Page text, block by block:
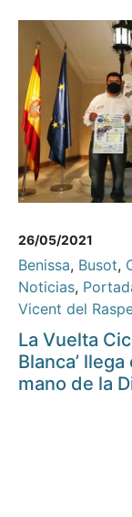
26/05/2021
Benissa, Busot,
Noticias,
Vicent del
La Vuelta
Blanca’
mano de la